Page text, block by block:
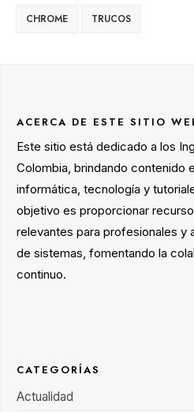
CHROME TRUCOS
ACERCA DE ESTE SITIO
Este sitio está dedicado a los
Colombia, brindando contenido
informática, tecnología y
objetivo es proporcionar
relevantes para profesionales y
de sistemas, fomentando la
continuo.
CATEGORÍAS
Actualidad